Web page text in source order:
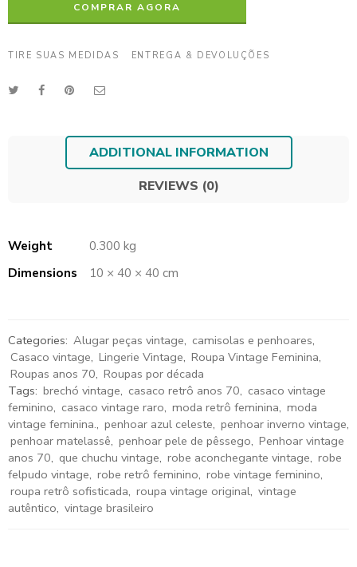
COMPRAR AGORA
TIRE SUAS MEDIDAS ENTREGA & DEVOLUÇÕES
ADDITIONAL INFORMATION
REVIEWS (0)
Weight
0.300 kg
Dimensions
10 × 40 × 40 cm
Categories: Alugar peças vintage, camisolas e penhoares,
Casaco vintage, Lingerie Vintage, Roupa Vintage Feminina,
Roupas anos 70, Roupas por década
Tags: brechó vintage, casaco retrô anos 70, casaco vintage
feminino, casaco vintage raro, moda retrô feminina, moda
vintage feminina., penhoar azul celeste, penhoar inverno vintage,
penhoar matelassê, penhoar pele de pêssego, Penhoar vintage
anos 70, que chuchu vintage, robe aconchegante vintage, robe
felpudo vintage, robe retrô feminino, robe vintage feminino,
roupa retrô sofisticada, roupa vintage original, vintage
autêntico, vintage brasileiro